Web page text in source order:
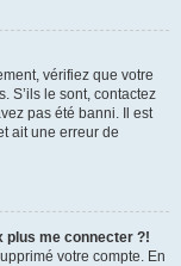
vérifiez que votre
S’ils le sont, contactez
pas été banni. Il est
ait une erreur de
plus me connecter ?!
votre compte. En